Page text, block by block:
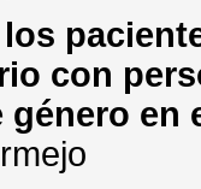
con
en